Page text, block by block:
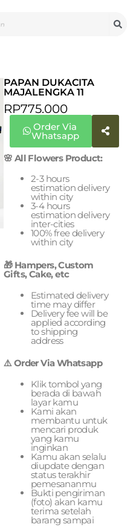
PAPAN DUKACITA
MAJALENGKA 11
RP775.000
Order Via
Whatsapp
🌸 All Flowers Product:
2-3 hours
estimation delivery
within city
3-4 hours
estimation delivery
inter-cities
100% free delivery
within city
🎁 Hampers, Custom
Gifts, Cake, etc
Estimated delivery
time may differ
Delivery fee will be
applied according
to shipping
address
⚠️ Order Via Whatsapp
Klik tombol yang
berada di bawah
layar kamu
Kami akan
membantu untuk
mencari produk
yang kamu
inginkan
Kamu akan selalu
diupdate dengan
status terakhir
pemesananmu
Bukti pengiriman
(foto) akan kamu
terima setelah
barang sampai